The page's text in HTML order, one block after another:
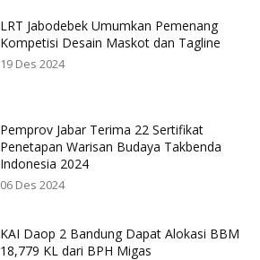
LRT Jabodebek Umumkan Pemenang
Kompetisi Desain Maskot dan Tagline
19 Des 2024
Pemprov Jabar Terima 22 Sertifikat
Penetapan Warisan Budaya Takbenda
Indonesia 2024
06 Des 2024
KAI Daop 2 Bandung Dapat Alokasi BBM
18,779 KL dari BPH Migas